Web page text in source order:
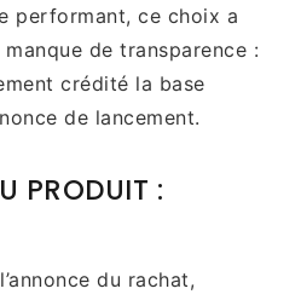
performant, ce choix a
de transparence :
crédité la base
de lancement.
PRODUIT :
du rachat,